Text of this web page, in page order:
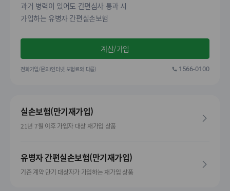
과거 병력이 있어도 간편심사 통과 시
가입하는 유병자 간편실손보험
계산/가입
전화가입/문의(인터넷 보험료와 다름) 1566-0100
실손보험(만기재가입)
21년 7월 이후 가입자 대상 재가입 상품
유병자 간편실손보험(만기재가입)
기존 계약 만기 대상자가 가입하는 재가입 상품